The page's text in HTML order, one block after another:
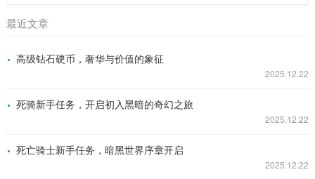
最近文章
高级钻石硬币，奢华与价值的象征
2025.12.22
死骑新手任务，开启初入黑暗的奇幻之旅
2025.12.22
死亡骑士新手任务，暗黑世界序章开启
2025.12.22